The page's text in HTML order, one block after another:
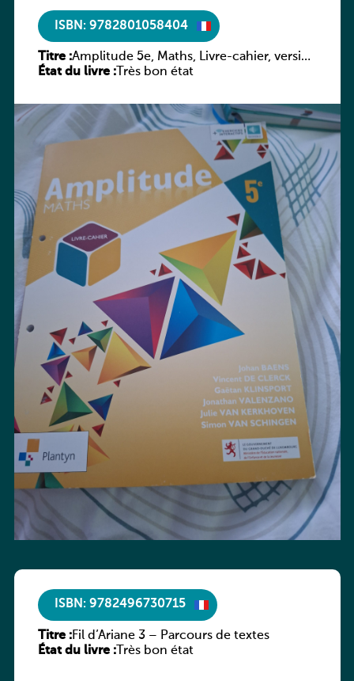
ISBN: 9782801058404
Titre :Amplitude 5e, Maths, Livre-cahier, version
luxembourgeoise
État du livre :Très bon état
ISBN: 9782496730715
Titre :Fil d’Ariane 3 – Parcours de textes
État du livre :Très bon état